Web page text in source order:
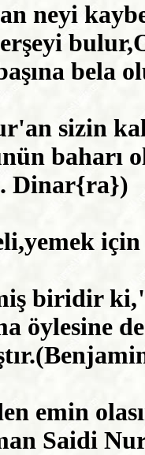
neyi
bela
sizin
baharı
Dinar{ra})
biridir
emin
Saidi